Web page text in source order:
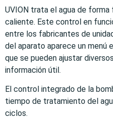
UVION trata el agua de
caliente. Este control en
entre los fabricantes de
del aparato aparece un menú
que se pueden ajustar
información útil.
El control integrado de la
tiempo de tratamiento del
ciclos.